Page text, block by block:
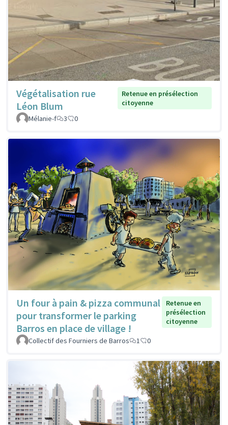
Végétalisation rue
Léon Blum
Retenue en présélection
citoyenne
Mélanie-f
3 0
Un four à pain & pizza communal
pour transformer le parking
Barros en place de village !
Retenue en
présélection
citoyenne
Collectif des Fourniers de Barros 1 0